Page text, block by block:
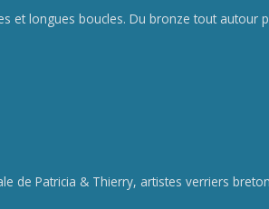
et longues boucles. Du bronze tout autour
de Patricia & Thierry, artistes verriers